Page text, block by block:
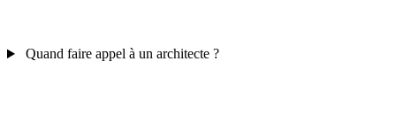
Quand faire appel à un architecte ?